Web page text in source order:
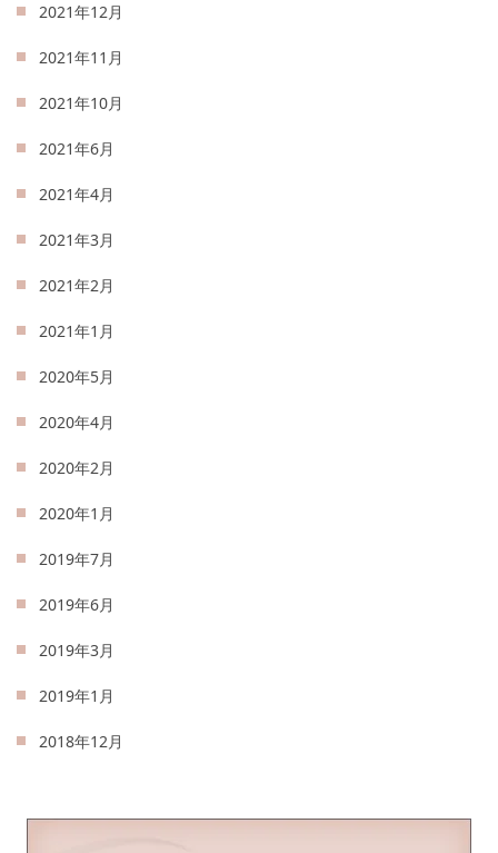
2021年12月
2021年11月
2021年10月
2021年6月
2021年4月
2021年3月
2021年2月
2021年1月
2020年5月
2020年4月
2020年2月
2020年1月
2019年7月
2019年6月
2019年3月
2019年1月
2018年12月